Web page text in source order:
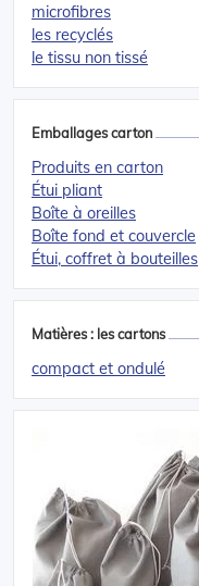
microfibres
les recyclés
le tissu non tissé
Emballages carton
Produits en carton
Étui pliant
Boîte à oreilles
Boîte fond et couvercle
Étui, coffret à bouteilles
Matières : les cartons
compact et ondulé